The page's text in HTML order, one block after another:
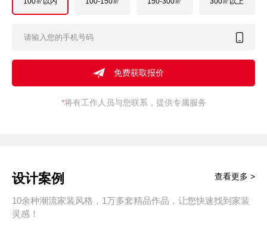
*将有工作人员与您联系，提供专属服务
设计案例
10余种潮流家装风格，1万多套精品作品，让您快速找到家装
灵感！
查看更多 >